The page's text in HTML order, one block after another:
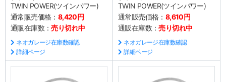
TWIN POWER(ツインパワー)
通常販売価格： 8,420円
通販在庫数：売り切れ中
ネオガレージ在庫数確認
詳細ページ
TWIN POWER(ツインパワー)
通常販売価格： 8,610円
通販在庫数：売り切れ中
ネオガレージ在庫数確認
詳細ページ